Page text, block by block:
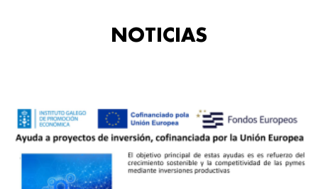
NOTICIAS